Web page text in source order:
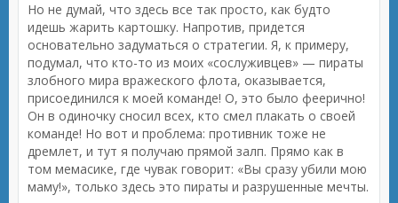
Но не думай, что здесь все так просто, как будто
идешь жарить картошку. Напротив, придется
основательно задуматься о стратегии. Я, к примеру,
подумал, что кто-то из моих «сослуживцев» — пираты
злобного мира вражеского флота, оказывается,
присоединился к моей команде! О, это было феерично!
Он в одиночку сносил всех, кто смел плакать о своей
команде! Но вот и проблема: противник тоже не
дремлет, и тут я получаю прямой залп. Прямо как в
том мемасике, где чувак говорит: «Вы сразу убили мою
маму!», только здесь это пираты и разрушенные мечты.